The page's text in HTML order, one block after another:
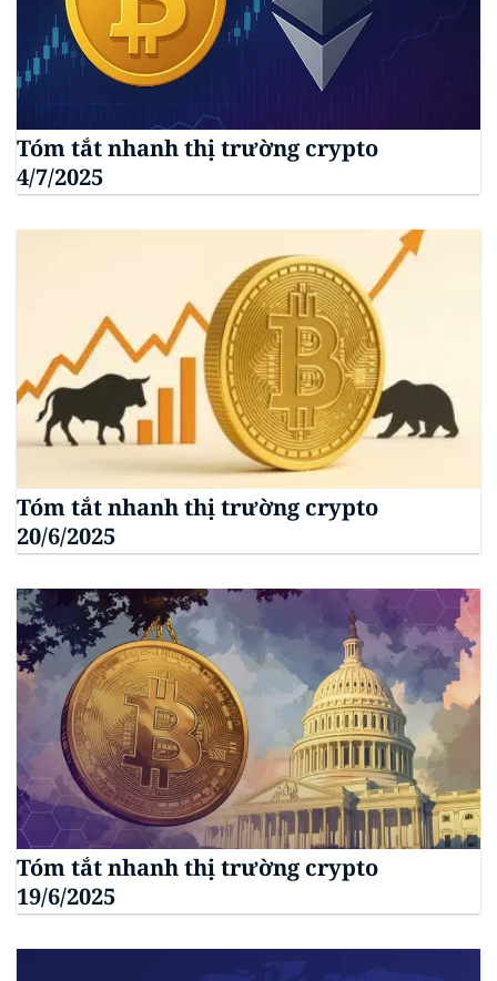
Tóm tắt nhanh thị trường crypto
4/7/2025
Tóm tắt nhanh thị trường crypto
20/6/2025
Tóm tắt nhanh thị trường crypto
19/6/2025